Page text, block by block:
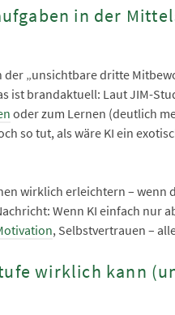
in der
der „unsichtbare dritte
ist brandaktuell: Laut JIM-
oder zum Lernen (deutlich
so tut, als wäre KI ein
wirklich erleichtern –
Wenn KI einfach
, Selbstvertrauen –
wirklich kann